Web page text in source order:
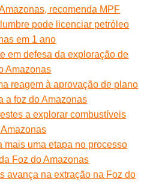
recomenda MPF
pode licenciar petróleo
em 1 ano
em defesa da exploração de
Amazonas
reagem à aprovação de plano
a foz do Amazonas
a explorar combustíveis
mais uma etapa no processo
Foz do Amazonas
avança na extração na Foz do